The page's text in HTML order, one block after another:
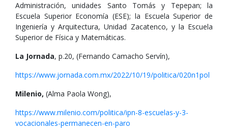
Administración, unidades Santo Tomás y Tepepan; la
Escuela Superior Economía (ESE); la Escuela Superior de
Ingeniería y Arquitectura, Unidad Zacatenco, y la Escuela
Superior de Física y Matemáticas.
La Jornada, p.20, (Fernando Camacho Servín),
https://www.jornada.com.mx/2022/10/19/politica/020n1pol
Milenio, (Alma Paola Wong),
https://www.milenio.com/politica/ipn-8-escuelas-y-3-
vocacionales-permanecen-en-paro